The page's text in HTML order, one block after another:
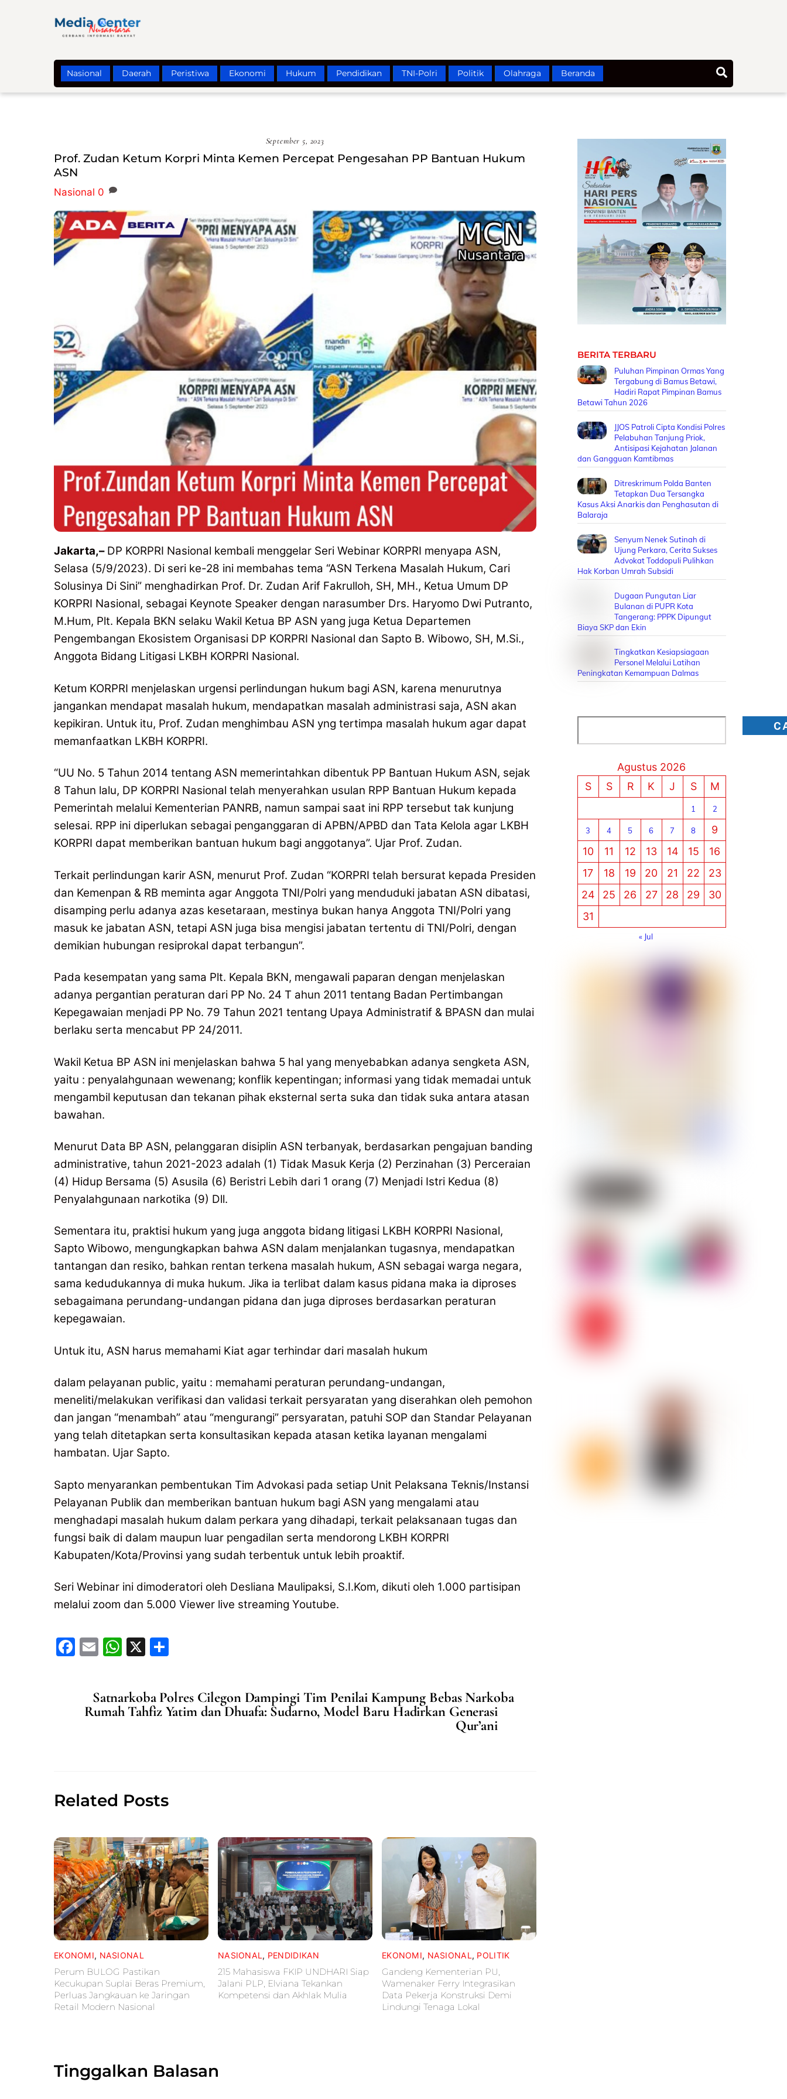
Nasional Daerah Peristiwa Ekonomi Hukum Pendidikan TNI-Polri Politik Olahraga Beranda
September 5, 2023
Prof. Zudan Ketum Korpri Minta Kemen Percepat Pengesahan PP Bantuan Hukum
ASN
Nasional 0
Jakarta,–DP KORPRI Nasional kembali menggelar Seri Webinar KORPRI menyapa ASN,
Selasa (5/9/2023). Di seri ke-28 ini membahas tema “ASN Terkena Masalah Hukum, Cari
Solusinya Di Sini” menghadirkan Prof. Dr. Zudan Arif Fakrulloh, SH, MH., Ketua Umum DP
KORPRI Nasional, sebagai Keynote Speaker dengan narasumber Drs. Haryomo Dwi Putranto,
M.Hum, Plt. Kepala BKN selaku Wakil Ketua BP ASN yang juga Ketua Departemen
Pengembangan Ekosistem Organisasi DP KORPRI Nasional dan Sapto B. Wibowo, SH, M.Si.,
Anggota Bidang Litigasi LKBH KORPRI Nasional.
Ketum KORPRI menjelaskan urgensi perlindungan hukum bagi ASN, karena menurutnya
jangankan mendapat masalah hukum, mendapatkan masalah administrasi saja, ASN akan
kepikiran. Untuk itu, Prof. Zudan menghimbau ASN yng tertimpa masalah hukum agar dapat
memanfaatkan LKBH KORPRI.
“UU No. 5 Tahun 2014 tentang ASN memerintahkan dibentuk PP Bantuan Hukum ASN, sejak
8 Tahun lalu, DP KORPRI Nasional telah menyerahkan usulan RPP Bantuan Hukum kepada
Pemerintah melalui Kementerian PANRB, namun sampai saat ini RPP tersebut tak kunjung
selesai. RPP ini diperlukan sebagai penganggaran di APBN/APBD dan Tata Kelola agar LKBH
KORPRI dapat memberikan bantuan hukum bagi anggotanya”. Ujar Prof. Zudan.
Terkait perlindungan karir ASN, menurut Prof. Zudan “KORPRI telah bersurat kepada Presiden
dan Kemenpan & RB meminta agar Anggota TNI/Polri yang menduduki jabatan ASN dibatasi,
disamping perlu adanya azas kesetaraan, mestinya bukan hanya Anggota TNI/Polri yang
masuk ke jabatan ASN, tetapi ASN juga bisa mengisi jabatan tertentu di TNI/Polri, dengan
demikian hubungan resiprokal dapat terbangun”.
Pada kesempatan yang sama Plt. Kepala BKN, mengawali paparan dengan menjelaskan
adanya pergantian peraturan dari PP No. 24 T ahun 2011 tentang Badan Pertimbangan
Kepegawaian menjadi PP No. 79 Tahun 2021 tentang Upaya Administratif & BPASN dan mulai
berlaku serta mencabut PP 24/2011.
Wakil Ketua BP ASN ini menjelaskan bahwa 5 hal yang menyebabkan adanya sengketa ASN,
yaitu : penyalahgunaan wewenang; konflik kepentingan; informasi yang tidak memadai untuk
mengambil keputusan dan tekanan pihak eksternal serta suka dan tidak suka antara atasan
bawahan.
Menurut Data BP ASN, pelanggaran disiplin ASN terbanyak, berdasarkan pengajuan banding
administrative, tahun 2021-2023 adalah (1) Tidak Masuk Kerja (2) Perzinahan (3) Perceraian
(4) Hidup Bersama (5) Asusila (6) Beristri Lebih dari 1 orang (7) Menjadi Istri Kedua (8)
Penyalahgunaan narkotika (9) Dll.
Sementara itu, praktisi hukum yang juga anggota bidang litigasi LKBH KORPRI Nasional,
Sapto Wibowo, mengungkapkan bahwa ASN dalam menjalankan tugasnya, mendapatkan
tantangan dan resiko, bahkan rentan terkena masalah hukum, ASN sebagai warga negara,
sama kedudukannya di muka hukum. Jika ia terlibat dalam kasus pidana maka ia diproses
sebagaimana perundang-undangan pidana dan juga diproses berdasarkan peraturan
kepegawaian.
Untuk itu, ASN harus memahami Kiat agar terhindar dari masalah hukum
dalam pelayanan public, yaitu : memahami peraturan perundang-undangan,
meneliti/melakukan verifikasi dan validasi terkait persyaratan yang diserahkan oleh pemohon
dan jangan “menambah” atau “mengurangi” persyaratan, patuhi SOP dan Standar Pelayanan
yang telah ditetapkan serta konsultasikan kepada atasan ketika layanan mengalami
hambatan. Ujar Sapto.
Sapto menyarankan pembentukan Tim Advokasi pada setiap Unit Pelaksana Teknis/Instansi
Pelayanan Publik dan memberikan bantuan hukum bagi ASN yang mengalami atau
menghadapi masalah hukum dalam perkara yang dihadapi, terkait pelaksanaan tugas dan
fungsi baik di dalam maupun luar pengadilan serta mendorong LKBH KORPRI
Kabupaten/Kota/Provinsi yang sudah terbentuk untuk lebih proaktif.
Seri Webinar ini dimoderatori oleh Desliana Maulipaksi, S.I.Kom, dikuti oleh 1.000 partisipan
melalui zoom dan 5.000 Viewer live streaming Youtube.
F
e
b
E
l
W
s
A
X
e
Satnarkoba Polres Cilegon Dampingi Tim Penilai Kampung Bebas Narkoba
Rumah Tahfiz Yatim dan Dhuafa: Sudarno, Model Baru Hadirkan Generasi
Qur’ani
Related Posts
EKONOMI, NASIONAL
Perum BULOG Pastikan
Kecukupan Suplai Beras Premium,
Perluas Jangkauan ke Jaringan
Retail Modern Nasional
NASIONAL , PENDIDIKAN
215 Mahasiswa FKIP UNDHARI Siap
Jalani PLP, Elviana Tekankan
Kompetensi dan Akhlak Mulia
EKONOMI, NASIONAL , POLITIK
Gandeng Kementerian PU,
Wamenaker Ferry Integrasikan
Data Pekerja Konstruksi Demi
Lindungi Tenaga Lokal
Tinggalkan Balasan
BERITA TERBARU
Puluhan Pimpinan Ormas Yang
Tergabung di Bamus Betawi,
Hadiri Rapat Pimpinan Bamus
Betawi Tahun 2026
JJOS Patroli Cipta Kondisi Polres
Pelabuhan Tanjung Priok,
Antisipasi Kejahatan Jalanan
dan Gangguan Kamtibmas
Ditreskrimum Polda Banten
Tetapkan Dua Tersangka
Kasus Aksi Anarkis dan Penghasutan di
Balaraja
Senyum Nenek Sutinah di
Ujung Perkara, Cerita Sukses
Advokat Toddopuli Pulihkan
Hak Korban Umrah Subsidi
Dugaan Pungutan Liar
Bulanan di PUPR Kota
Tangerang: PPPK Dipungut
Biaya SKP dan Ekin
Tingkatkan Kesiapsiagaan
Personel Melalui Latihan
Peningkatan Kemampuan Dalmas
Agustus 2026
S
S R K J S M
1 2
3 4 5 6 7 8
9
10
11 12 13 14 15
16
17
18 19 20 21 22
23
24
25 26 27 28 29
30
31
« Jul